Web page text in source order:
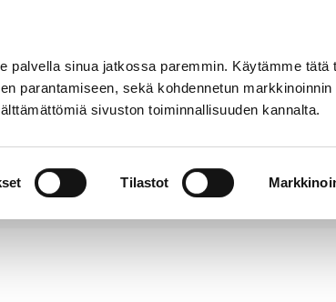
palvella sinua jatkossa paremmin. Käytämme tätä
parantamiseen, sekä kohdennetun markkinoinnin
sivuston toiminnallisuuden kannalta.
Tilastot